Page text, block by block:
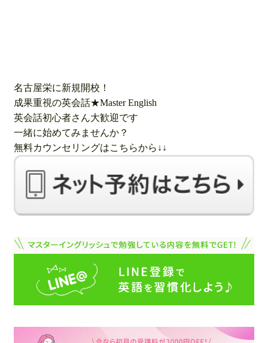
名古屋栄に新規開校！
成果重視の英会話★Master English
英会話初心者さん大歓迎です
一緒に始めてみませんか？
無料カウンセリングはこちらから↓↓